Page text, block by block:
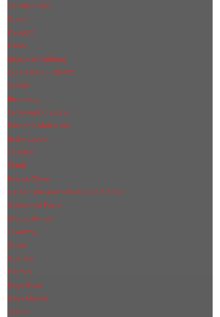
Christian Dior
Creed
Davidoff
Diesel
Дольче & Габбана
Donna Karan (DKNY)
Dunhill
Eisenberg
Ermenegildo Zegna
Escentric Molecules
Еsteе Lаudеr
Ex Nihilo
Fendi
Franck Olivier
Gerald Ghislain Histoires de Parfums
Gianfranco Ferre
Giorgio Armani
Givenchy
Gucci
Guerlain
Hermes
Hugo Boss
Issey Miyake
Jaguar